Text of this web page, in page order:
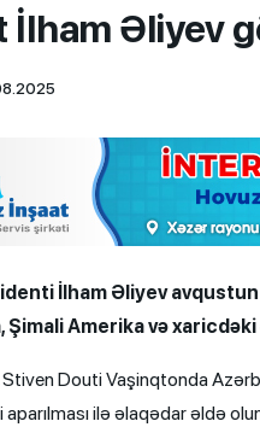
İlham Əliyev
İlham Əliyev
Şimali Amerika və
Douti Vaşinqtonda
aparılması ilə əlaqədar əldə